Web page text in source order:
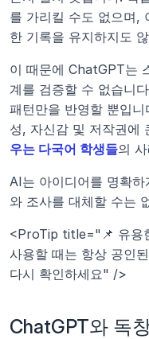
를 가리킬 수도 없으며,
한 기록을 유지하지도
이 때문에 ChatGPT는
계를 검증할 수 없습니
패턴만을 반영할 뿐입
성, 자신감 및 저작권에
우는 다국어 학생들의
AI는 아이디어를 명확
와 조사를 대체할 수는
<ProTip title="📌 유용
사용할 때는 항상 공인
다시 확인하세요" />
ChatGPT와 독